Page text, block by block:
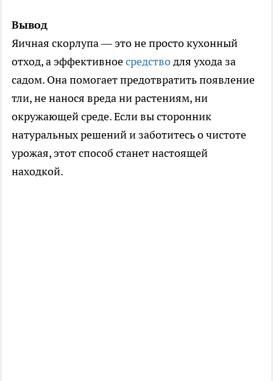
Вывод
Яичная скорлупа — это не просто кухонный
отход, а эффективноесредстводля ухода за
садом. Она помогает предотвратить появление
тли, не нанося вреда ни растениям, ни
окружающей среде. Если вы сторонник
натуральных решений и заботитесь о чистоте
урожая, этот способ станет настоящей
находкой.